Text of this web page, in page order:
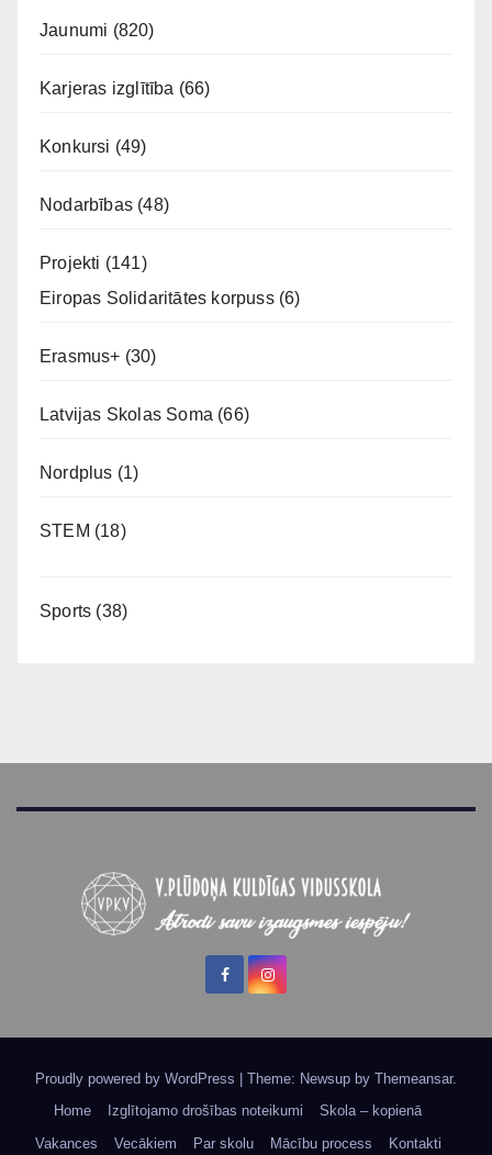
Jaunumi (820)
Karjeras izglītība (66)
Konkursi (49)
Nodarbības (48)
Projekti (141)
Eiropas Solidaritātes korpuss(6)
Erasmus+ (30)
Latvijas Skolas Soma (66)
Nordplus (1)
STEM (18)
Sports (38)
Proudly powered by WordPress Theme: Newsup by Themeansar.
Home
Izglītojamo drošības noteikumi
Skola – kopienā
Vakances
Vecākiem Par skolu Mācību process Kontakti